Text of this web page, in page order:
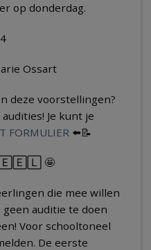
op donderdag.
Ossart
deze voorstellingen?
Je kunt je
FORMULIER ⬅️📝
🤩
die mee willen
auditie te doen
Voor schooltoneel
De eerste